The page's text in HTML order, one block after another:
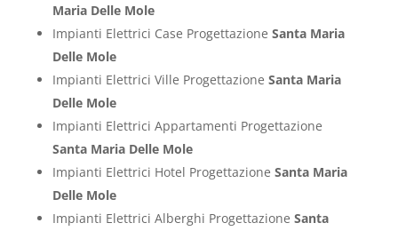
Maria Delle Mole
Impianti Elettrici Case Progettazione Santa Maria
Delle Mole
Impianti Elettrici Ville Progettazione Santa Maria
Delle Mole
Impianti Elettrici Appartamenti Progettazione
Santa Maria Delle Mole
Impianti Elettrici Hotel Progettazione Santa Maria
Delle Mole
Impianti Elettrici Alberghi Progettazione Santa